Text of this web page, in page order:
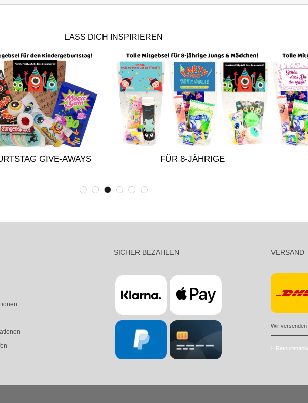
LASS DICH INSPIRIEREN
GIVE-AWAYS FÜR 8-JÄHRIGE
SICHER BEZAHLEN VERSAND
Wir